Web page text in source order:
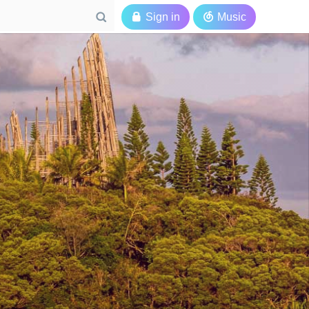
  Sign in  Music